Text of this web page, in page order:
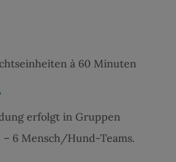
à 60 Minuten
erfolgt in Gruppen
– 6 Mensch/Hund-Teams.